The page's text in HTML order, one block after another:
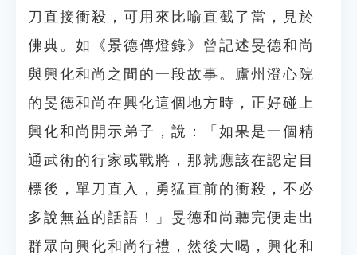
刀直接衝殺，可用來比喻直截了當，見於
佛典。如《景德傳燈錄》曾記述旻德和尚
與興化和尚之間的一段故事。廬州澄心院
的旻德和尚在興化這個地方時，正好碰上
興化和尚開示弟子，說：「如果是一個精
通武術的行家或戰將，那就應該在認定目
標後，單刀直入，勇猛直前的衝殺，不必
多說無益的話語！」旻德和尚聽完便走出
群眾向興化和尚行禮，然後大喝，興化和